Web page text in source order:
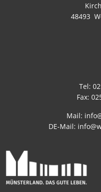
48493
Tel:
Fax:
Mail:
DE-Mail: